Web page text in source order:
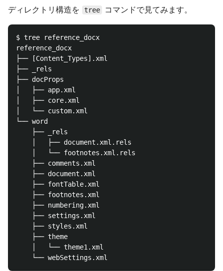
ディレクトリ構造を tree コマンドで見てみます。
$ tree reference_docx
reference_docx
├── [Content_Types].xml
├── _rels
├── docProps
│   ├── app.xml
│   ├── core.xml
│   └── custom.xml
└── word
    ├── _rels
    │   ├── document.xml.rels
    │   └── footnotes.xml.rels
    ├── comments.xml
    ├── document.xml
    ├── fontTable.xml
    ├── footnotes.xml
    ├── numbering.xml
    ├── settings.xml
    ├── styles.xml
    ├── theme
    │   └── theme1.xml